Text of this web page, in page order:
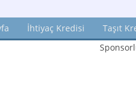
İhtiyaç Kredisi Taşıt